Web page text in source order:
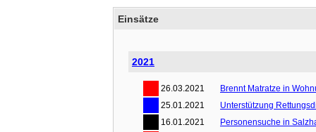
Einsätze
2021
26.03.2021
Brennt Matratze in
25.01.2021
Unterstützung
16.01.2021
Personensuche in